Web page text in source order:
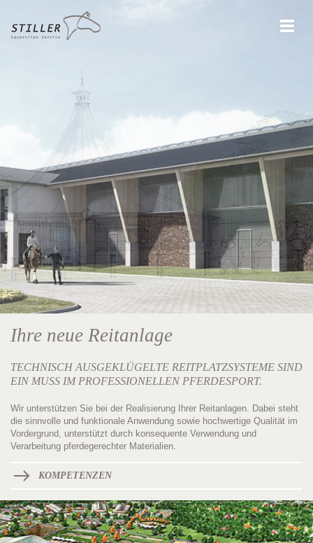
Ihre neue Reitanlage
TECHNISCH AUSGEKLÜGELTE REITPLATZSYSTEME SIND
EIN MUSS IM PROFESSIONELLEN PFERDESPORT.
Wir unterstützen Sie bei der Realisierung Ihrer Reitanlagen. Dabei steht
die sinnvolle und funktionale Anwendung sowie hochwertige Qualität im
Vordergrund, unterstützt durch konsequente Verwendung und
Verarbeitung pferdegerechter Materialien.
KOMPETENZEN